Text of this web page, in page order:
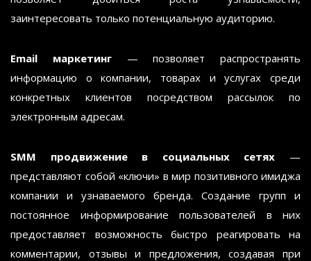
заинтересовать только потенциальную аудиторию.
Email маркетинг— позволяет распространять
информацию о компании, товарах и услугах среди
конкретных клиентов посредством рассылок по
электронным адресам.
SMM продвижение в социальных сетях —
представляют собой «ключи» в мир позитивного имиджа
компании и узнаваемого бренда. Создание групп и
постоянное информирование пользователей в них
предоставляет возможность быстро реагировать на
комментарии, отзывы и предложения, создавая при